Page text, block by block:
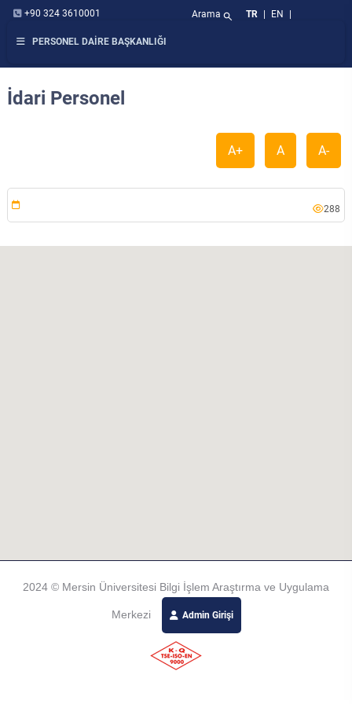
+90 324 3610001 Arama search TR EN
PERSONEL DAİRE BAŞKANLIĞI
İdari Personel
A+ A A-
288
2024 © Mersin Üniversitesi Bilgi İşlem Araştırma ve Uygulama
Merkezi Admin Girişi